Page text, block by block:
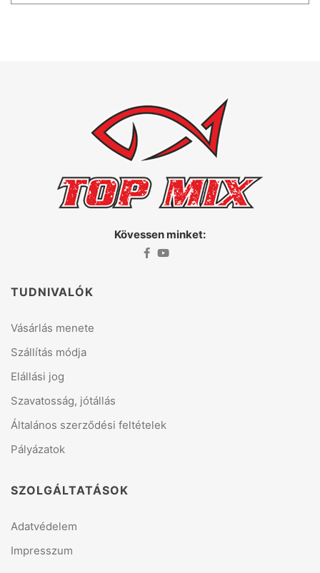
Kövessen minket:
TUDNIVALÓK
Vásárlás menete
Szállítás módja
Elállási jog
Szavatosság, jótállás
Általános szerződési feltételek
Pályázatok
SZOLGÁLTATÁSOK
Adatvédelem
Impresszum